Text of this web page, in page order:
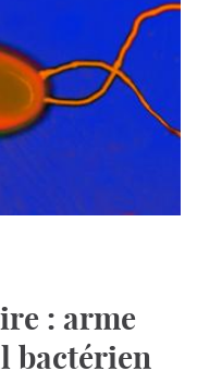
: arme
bactérien